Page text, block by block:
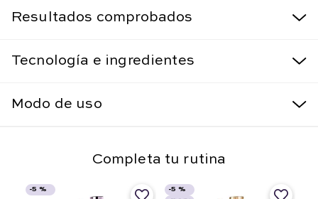
Resultados comprobados
Tecnología e ingredientes
Modo de uso
Completa tu rutina
-5 % -5 %